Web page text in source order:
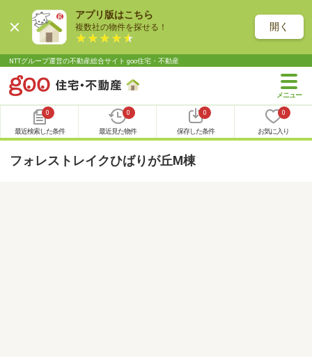
アプリ版はこちら
複数社の物件を探せる！ 開く
NTTグループ運営の不動産総合サイト goo住宅・不動産
0
最近検索した条件
0
最近見た物件
0
保存した条件
0
お気に入り
フォレストレイクひばりが丘M棟